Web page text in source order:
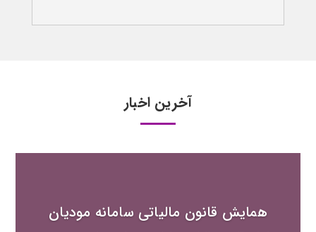
آخرین اخبار
همایش قانون مالیاتی سامانه مودیان